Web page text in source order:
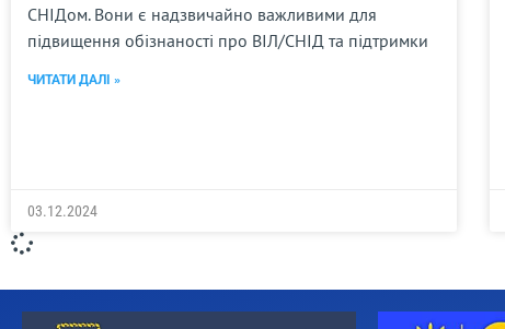
СНІДом. Вони є надзвичайно важливими для
підвищення обізнаності про ВІЛ/СНІД та підтримки
ЧИТАТИ ДАЛІ »
03.12.2024